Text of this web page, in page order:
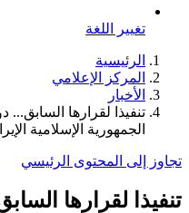
تغيير اللغة
الرئيسية
المركز الإعلامي
الأخبار
تنفيذا لقرارها السابق...
الجمهورية الإسلامية
تجاوز إلى المحتوى الرئيسي
تنفيذا لقرارها